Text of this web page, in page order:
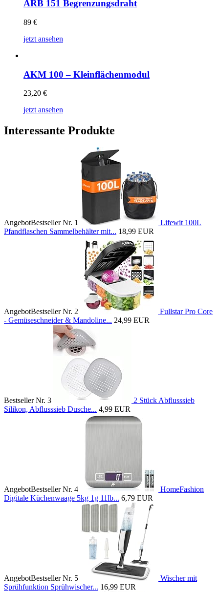
ARB 151 Begrenzungsdraht
89 €
jetzt ansehen
AKM 100 – Kleinflächenmodul
23,20 €
jetzt ansehen
Interessante Produkte
AngebotBestseller Nr. 1
Lifewit 100L
Pfandflaschen Sammelbehälter mit... 18,99 EUR
AngebotBestseller Nr. 2
Fullstar Pro Core
- Gemüseschneider & Mandoline... 24,99 EUR
Bestseller Nr. 3
2 Stück Abflusssieb
Silikon, Abflusssieb Dusche... 4,99 EUR
AngebotBestseller Nr. 4
HomeFashion
Digitale Küchenwaage 5kg 1g 11lb... 6,79 EUR
AngebotBestseller Nr. 5
Wischer mit
Sprühfunktion Sprühwischer... 16,99 EUR